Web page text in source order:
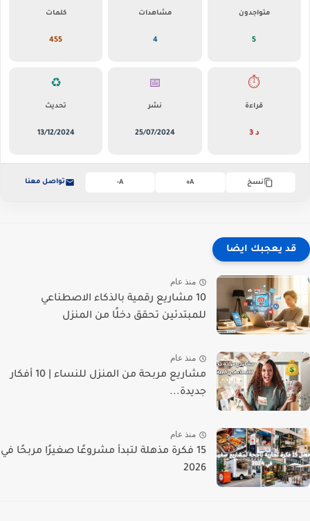
متواجدون
5
مشاهدات
4
كلمات
455
⏱️
قراءة
3 د
📅
نشر
25/07/2024
♻️
تحديث
13/12/2024
نسخ A+
A- تواصل معنا
قد يعجبك ايضا
منذ عام
10 مشاريع رقمية بالذكاء الاصطناعي
للمبتدئين تحقق دخلًا من المنزل
منذ عام
مشاريع مربحة من المنزل للنساء | 10 أفكار
جديدة...
منذ عام
15 فكرة مذهلة لتبدأ مشروعًا صغيرًا مربحًا في
2026